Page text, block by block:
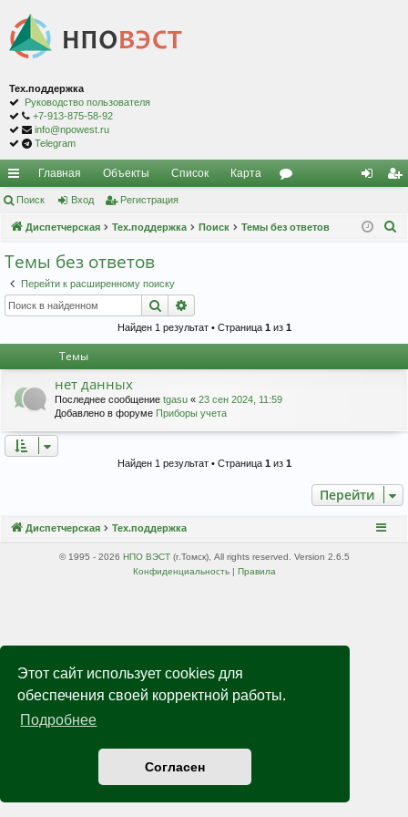
Этот сайт использует cookies для
обеспечения своей корректной работы.
Подробнее
Согласен
Тех.поддержка
Руководство пользователя
+7-913-875-58-92
info@npowest.ru
Telegram
с
ы
лк
и
Главная Объекты Список Карта
ум д ис
Поиск Вход Регистрация
Диспетчерская Тех.поддержка Поиск Темы без ответов
Темы без ответов
Перейти к расширенному поиску
Поиск
Найден 1 результат • Страница 1из 1
Темы
нет данных
Последнее сообщение tgasu « 23 сен 2024, 11:59
Добавлено в форуме Приборы учета
Найден 1 результат • Страница 1из 1
Перейти
Диспетчерская Тех.поддержка
© 1995 - 2026 НПО ВЭСТ(г.Томск), All rights reserved. Version 2.6.5
Конфиденциальность| Правила